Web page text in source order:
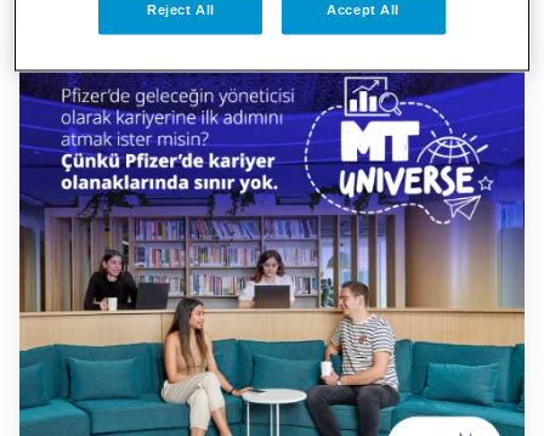
Reject All Accept All